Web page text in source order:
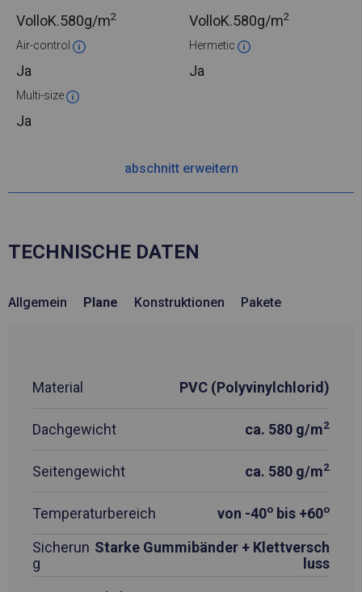
VolloK.580g/m2 VolloK.580g/m2
Air-control
Ja
Hermetic
Ja
Multi-size
Ja
abschnitt erweitern
TECHNISCHE DATEN
Allgemein Plane Konstruktionen Pakete
Material PVC (Polyvinylchlorid)
Dachgewicht ca. 580 g/m2
Seitengewicht ca. 580 g/m2
Temperaturbereich von -40o bis +60o
Sicherun
g
Starke Gummibänder + Klettversch
luss